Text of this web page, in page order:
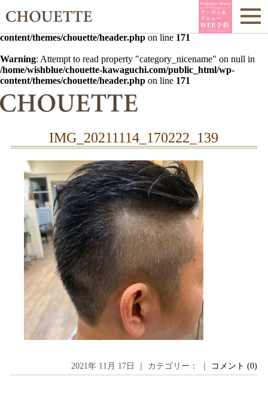
Warning : Undefined array key 0 in
/home/wishblue/chouette-
content/themes/chouette/header.php on line 171
Warning: Attempt to read property "category_nicename" on null in
/home/wishblue/chouette-kawaguchi.com/public_html/wp-
content/themes/chouette/header.php on line 171
IMG_20211114_170222_139
2021年 11月 17日 ｜ カテゴリー： ｜ コメント (0)